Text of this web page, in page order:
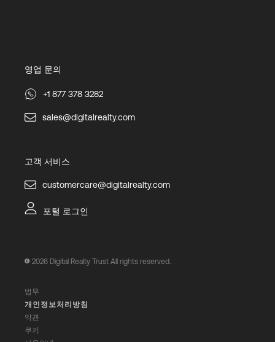
영업 문의
+1 877 378 3282
sales@digitalrealty.com
고객 서비스
customercare@digitalrealty.com
포털 로그인
2026 Digital Realty Trust All rights reserved.
법무
개인정보처리방침
약관
쿠키